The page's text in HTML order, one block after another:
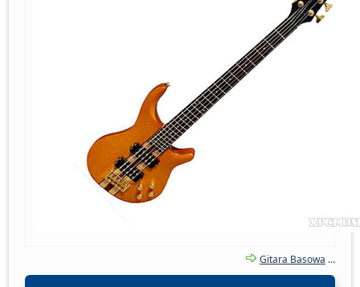
Gitara Basowa ...